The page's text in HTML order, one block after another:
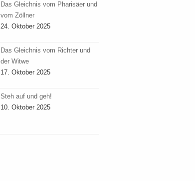
Das Gleichnis vom Pharisäer und
vom Zöllner
24. Oktober 2025
Das Gleichnis vom Richter und
der Witwe
17. Oktober 2025
Steh auf und geh!
10. Oktober 2025